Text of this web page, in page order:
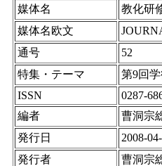
媒体名
教化研
媒体名欧文
通号
52
特集・テーマ
第9回
ISSN
0287-
編者
曹洞宗
発行日
2008-
発行者
曹洞宗